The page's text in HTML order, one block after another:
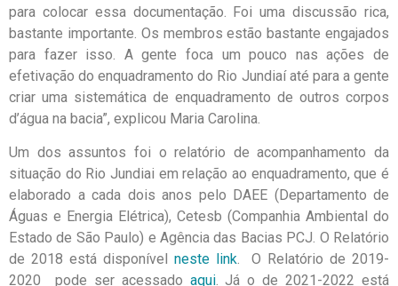
para colocar essa documentação. Foi uma discussão rica,
bastante importante. Os membros estão bastante engajados
para fazer isso. A gente foca um pouco nas ações de
efetivação do enquadramento do Rio Jundiaí até para a gente
criar uma sistemática de enquadramento de outros corpos
d’água na bacia”, explicou Maria Carolina.
Um dos assuntos foi o relatório de acompanhamento da
situação do Rio Jundiai em relação ao enquadramento, que é
elaborado a cada dois anos pelo DAEE (Departamento de
Águas e Energia Elétrica), Cetesb (Companhia Ambiental do
Estado de São Paulo) e Agência das Bacias PCJ. O Relatório
de 2018 está disponível neste link. O Relatório de 2019-
2020 pode ser acessado aqui. Já o de 2021-2022 está